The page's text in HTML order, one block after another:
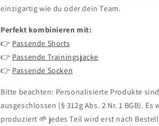
einzigartig wie du oder dein Team.
Perfekt kombinieren mit:
👉 Passende Shorts
👉 Passende Trainingsjacke
👉 Passende Socken
Bitte beachten: Personalisierte Produkte
ausgeschlossen (§ 312g Abs. 2 Nr. 1 BGB).
produziert 🌱 jedes Teil wird erst nach